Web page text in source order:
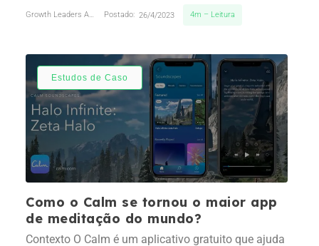
atualmente a maior rede de cafeterias no mundo. O
Growth Leaders Academy Postado: 26/4/2023 4m – Leitura
Estudos de Caso
Como o Calm se tornou o maior app
de meditação do mundo?
Contexto O Calm é um aplicativo gratuito que ajuda